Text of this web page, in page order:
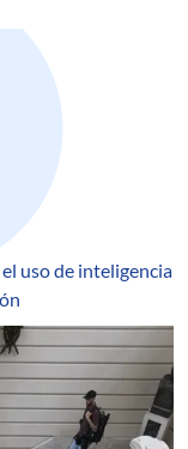
uso de inteligencia